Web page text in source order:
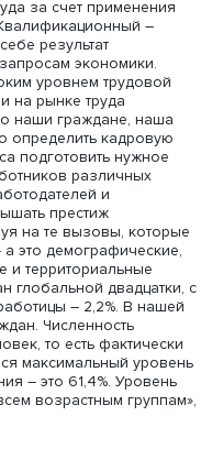
стало
прогноза
ближайших 7
несколько
труда за счет
ИИ. Квалификационный
в себе результат
запросам
уровнем
на рынке труда
– это наши граждане,
определить
подготовить
работников
работодателей и
повышать престиж
на те вызовы,